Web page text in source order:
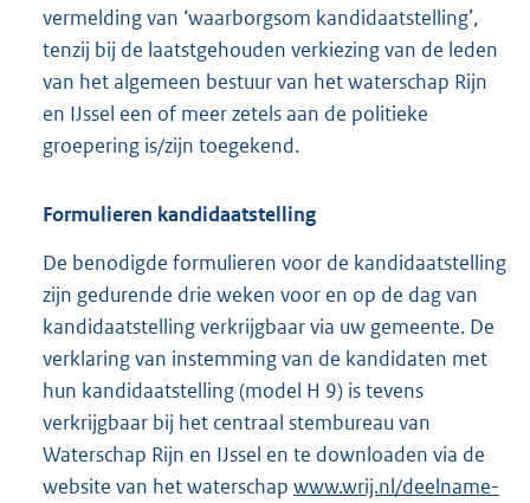
vermelding van ‘waarborgsom kandidaatstelling’,
tenzij bij de laatstgehouden verkiezing van de leden
van het algemeen bestuur van het waterschap Rijn
en IJssel een of meer zetels aan de politieke
groepering is/zijn toegekend.
Formulieren kandidaatstelling
De benodigde formulieren voor de kandidaatstelling
zijn gedurende drie weken voor en op de dag van
kandidaatstelling verkrijgbaar via uw gemeente. De
verklaring van instemming van de kandidaten met
hun kandidaatstelling (model H 9) is tevens
verkrijgbaar bij het centraal stembureau van
Waterschap Rijn en IJssel en te downloaden via de
website van het waterschap E
www.wrij.nl/deelname-